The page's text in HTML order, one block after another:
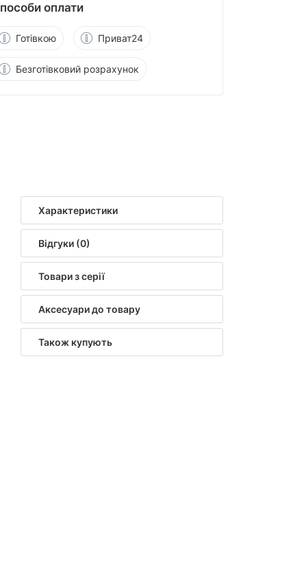
оплати
Готівкою Приват24
Безготівковий розрахунок
Характеристики
Відгуки (0)
Товари з серії
Аксесуари до товару
Також купують